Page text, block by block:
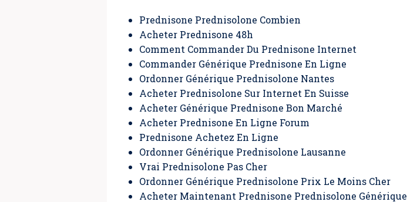
Prednisone Prednisolone Combien
Acheter Prednisone 48h
Comment Commander Du Prednisone Internet
Commander Générique Prednisone En Ligne
Ordonner Générique Prednisolone Nantes
Acheter Prednisolone Sur Internet En Suisse
Acheter Générique Prednisone Bon Marché
Acheter Prednisone En Ligne Forum
Prednisone Achetez En Ligne
Ordonner Générique Prednisolone Lausanne
Vrai Prednisolone Pas Cher
Ordonner Générique Prednisolone Prix Le Moins Cher
Acheter Maintenant Prednisone Prednisolone Générique